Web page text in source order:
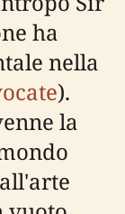
ha
nella
).
la